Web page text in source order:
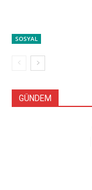
SOSYAL
GÜNDEM